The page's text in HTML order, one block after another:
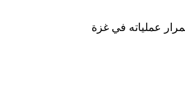
عملياته في غزة